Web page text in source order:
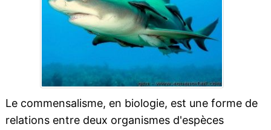
Le commensalisme, en biologie, est une forme de
relations entre deux organismes d'espèces